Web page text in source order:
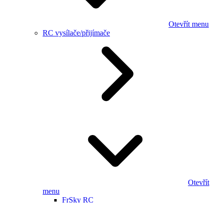
Otevřít menu
RC vysílače/přijímače
Otevřít
menu
FrSky RC